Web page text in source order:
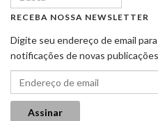
RECEBA NOSSA NEWSLETTER
Digite seu endereço de email
notificações de novas
Endereço de email
Assinar